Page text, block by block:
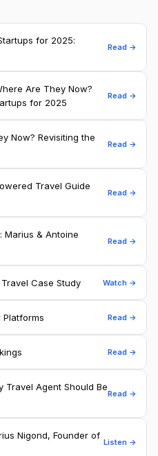
for 2025:
Read →
Are They Now?
for 2025
Read →
Now? Revisiting the
Read →
Travel Guide
Read →
Marius & Antoine
Read →
Case Study Watch →
Read →
Read →
Travel Agent Should Be
Read →
Nigond, Founder of
Listen →